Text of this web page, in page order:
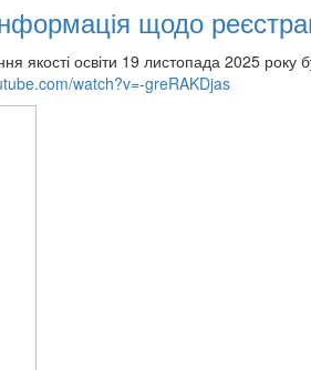
щодо
якості освіти 19 листопада 2025 року
watch?v=-greRAKDjas